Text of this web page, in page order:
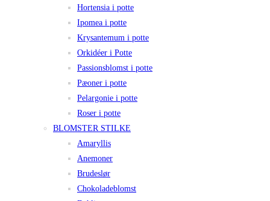
Hortensia i potte
Ipomea i potte
Krysantemum i potte
Orkidéer i Potte
Passionsblomst i potte
Pæoner i potte
Pelargonie i potte
Roser i potte
BLOMSTER STILKE
Amaryllis
Anemoner
Brudeslør
Chokoladeblomst